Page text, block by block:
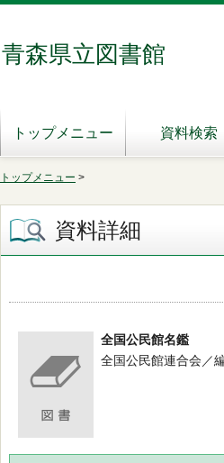
青森県立図書館
トップメニュー 資料検索
トップメニュー >
資料詳細
全国公民館名鑑
全国公民館連合会／